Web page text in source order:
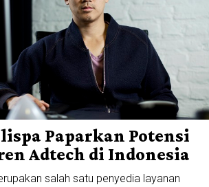
Paparkan Potensi
Adtech di Indonesia
salah satu penyedia layanan